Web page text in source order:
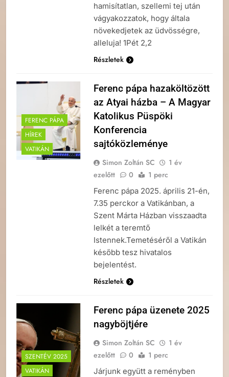
hamisítatlan, szellemi tej után
vágyakozzatok, hogy általa
növekedjetek az üdvösségre,
alleluja! 1Pét 2,2
Részletek
FERENC PÁPA
HÍREK
VATIKÁN
Ferenc pápa hazaköltözött
az Atyai házba – A Magyar
Katolikus Püspöki
Konferencia
sajtóközleménye
Simon Zoltán SC
1 év
ezelőtt
0 1 perc
Ferenc pápa 2025. április 21-én,
7.35 perckor a Vatikánban, a
Szent Márta Házban visszaadta
lelkét a teremtő
Istennek.Temetéséről a Vatikán
később tesz hivatalos
bejelentést.
Részletek
SZENTÉV 2025
VATIKÁN
Ferenc pápa üzenete 2025
nagyböjtjére
Simon Zoltán SC
1 év
ezelőtt
0 1 perc
Járjunk együtt a reményben